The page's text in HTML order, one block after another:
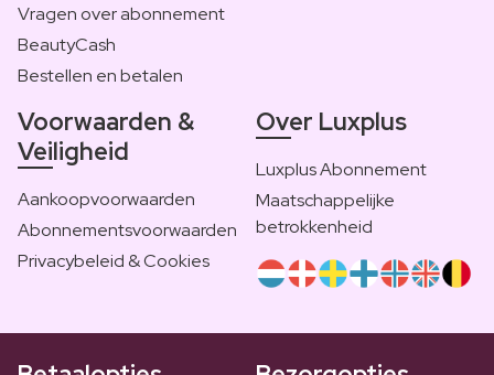
Vragen over abonnement
BeautyCash
Bestellen en betalen
Voorwaarden &
Veiligheid
Aankoopvoorwaarden
Abonnementsvoorwaarden
Privacybeleid & Cookies
Over Luxplus
Luxplus Abonnement
Maatschappelijke
betrokkenheid